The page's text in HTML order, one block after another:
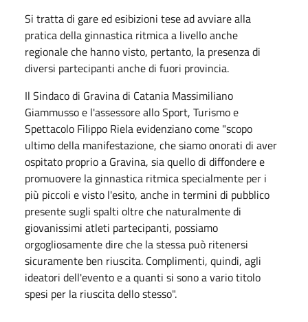
Si tratta di gare ed esibizioni tese ad avviare alla
pratica della ginnastica ritmica a livello anche
regionale che hanno visto, pertanto, la presenza di
diversi partecipanti anche di fuori provincia.
Il Sindaco di Gravina di Catania Massimiliano
Giammusso e l'assessore allo Sport, Turismo e
Spettacolo Filippo Riela evidenziano come "scopo
ultimo della manifestazione, che siamo onorati di aver
ospitato proprio a Gravina, sia quello di diffondere e
promuovere la ginnastica ritmica specialmente per i
più piccoli e visto l'esito, anche in termini di pubblico
presente sugli spalti oltre che naturalmente di
giovanissimi atleti partecipanti, possiamo
orgogliosamente dire che la stessa può ritenersi
sicuramente ben riuscita. Complimenti, quindi, agli
ideatori dell'evento e a quanti si sono a vario titolo
spesi per la riuscita dello stesso".